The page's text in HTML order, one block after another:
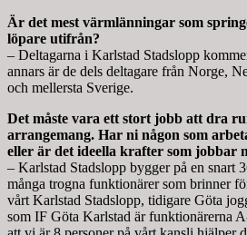
Är det mest värmlänningar som
löpare utifrån?
– Deltagarna i Karlstad Stadslopp
annars är de dels deltagare från Norge,
och mellersta Sverige.
Det måste vara ett stort jobb att dra
arrangemang. Har ni någon som
eller är det ideella krafter som jobbar
– Karlstad Stadslopp bygger på en snart
många trogna funktionärer som brinner
vårt Karlstad Stadslopp, tidigare Göta
som IF Göta Karlstad är funktionärerna